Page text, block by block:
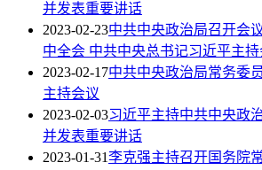
并发表重要讲话
2023-02-23中共中央政治局召开会
中全会 中共中央总书记习近平主持
2023-02-17中共中央政治局常务委
主持会议
2023-02-03习近平主持中共中央政
并发表重要讲话
2023-01-31李克强主持召开国务院